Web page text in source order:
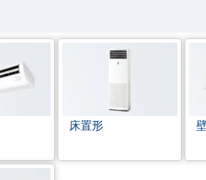
床置形